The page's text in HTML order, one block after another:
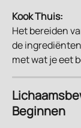
Kook Thuis:
Het bereiden
de
met wat je eet
Beginnen